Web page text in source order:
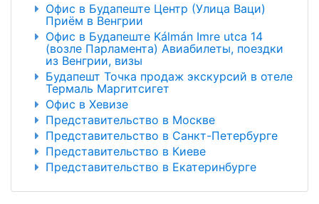
Офис в Будапеште Центр (Улица Ваци)
Приём в Венгрии
Офис в Будапеште Kálmán Imre utca 14
(возле Парламента) Авиабилеты, поездки
из Венгрии, визы
Будапешт Точка продаж экскурсий в отеле
Термаль Маргитсигет
Офис в Хевизе
Представительство в Москве
Представительство в Санкт-Петербурге
Представительство в Киеве
Представительство в Екатеринбурге